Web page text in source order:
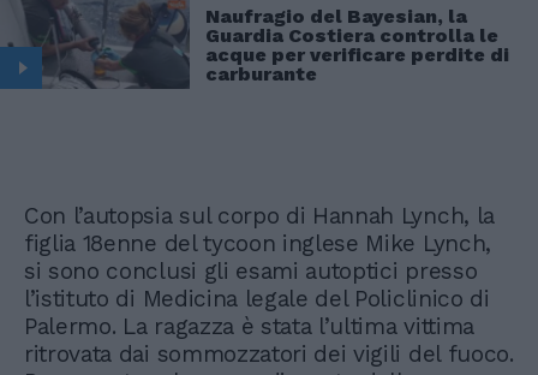
Naufragio del Bayesian, la
Guardia Costiera controlla le
acque per verificare perdite di
carburante
Con l’autopsia sul corpo di Hannah Lynch, la
figlia 18enne del tycoon inglese Mike Lynch,
si sono conclusi gli esami autoptici presso
l’istituto di Medicina legale del Policlinico di
Palermo. La ragazza è stata l’ultima vittima
ritrovata dai sommozzatori dei vigili del fuoco.